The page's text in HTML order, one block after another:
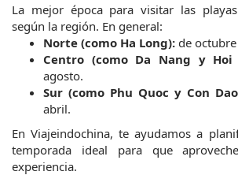
La mejor época para visitar las
según la región. En general:
Norte (como Ha Long): de
Centro (como Da Nang y Hoi
agosto.
Sur (como Phu Quoc y Con
abril.
En Viajeindochina, te ayudamos a
temporada ideal para que
experiencia.